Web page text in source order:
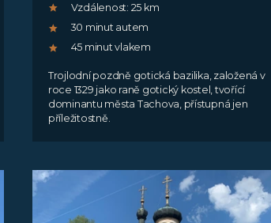
Vzdálenost: 25 km
30 minut autem
45 minut vlakem
Trojlodní pozdně gotická bazilika, založená v
roce 1329 jako raně gotický kostel, tvořící
dominantu města Tachova, přístupná jen
příležitostně.